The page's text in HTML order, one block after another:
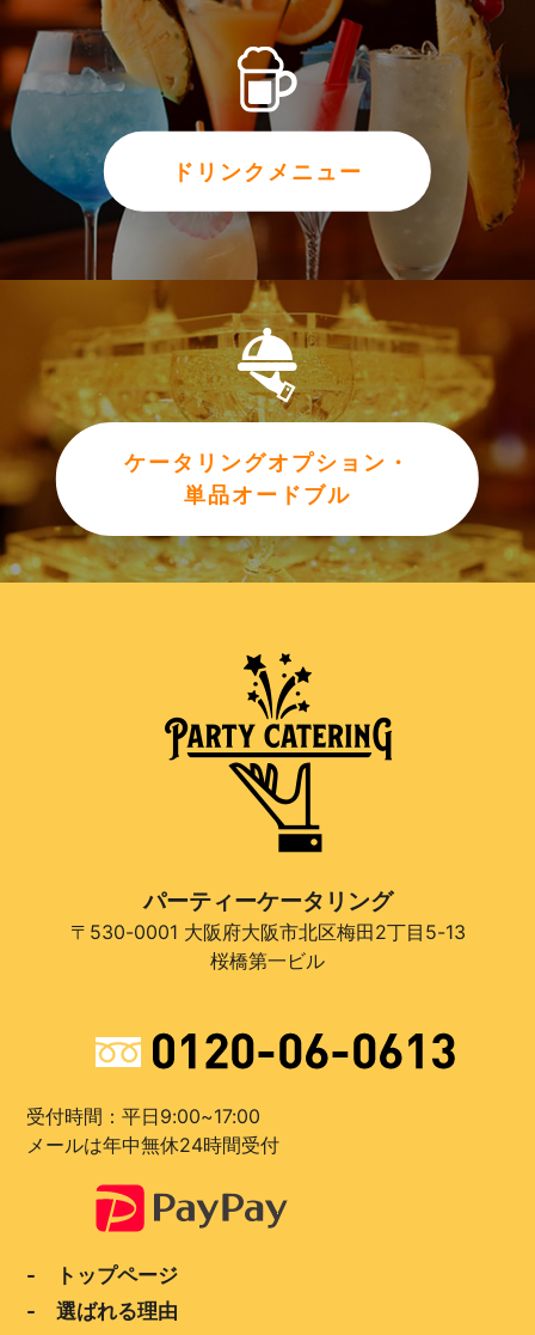
ドリンクメニュー
ケータリングオプション・
単品オードブル
パーティーケータリング
〒530-0001 大阪府大阪市北区梅田2丁目5-13
桜橋第一ビル
受付時間：平日9:00~17:00
メールは年中無休24時間受付
- トップページ
- 選ばれる理由